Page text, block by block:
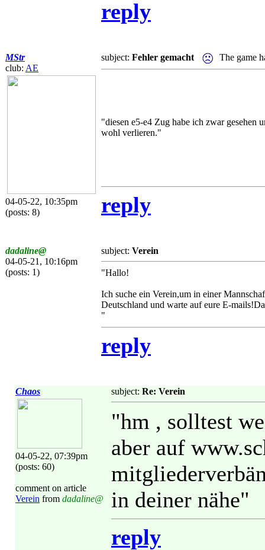
reply
MStr
club: AE
04-05-22, 10:35pm
(posts: 8)
subject: Fehler gemacht The game
"diesen e5-e4 Zug habe ich zwar gesehen
wohl verlieren."
reply
dadaline@
04-05-21, 10:16pm
(posts: 1)
subject: Verein
"Hallo!
Ich suche ein Verein,um in einer
Deutschland und warte auf eure E-
"
reply
Chaos
04-05-22, 07:39pm
(posts: 60)
comment on article
Verein from dadaline@
subject: Re: Verein
"hm , solltest
aber auf
in deiner nähe"
reply